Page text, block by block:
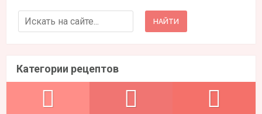
Search for:
Категории рецептов